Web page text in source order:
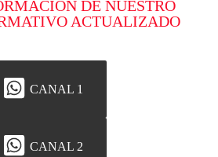
DE NUESTRO
ACTUALIZADO
CANAL 1
CANAL 2